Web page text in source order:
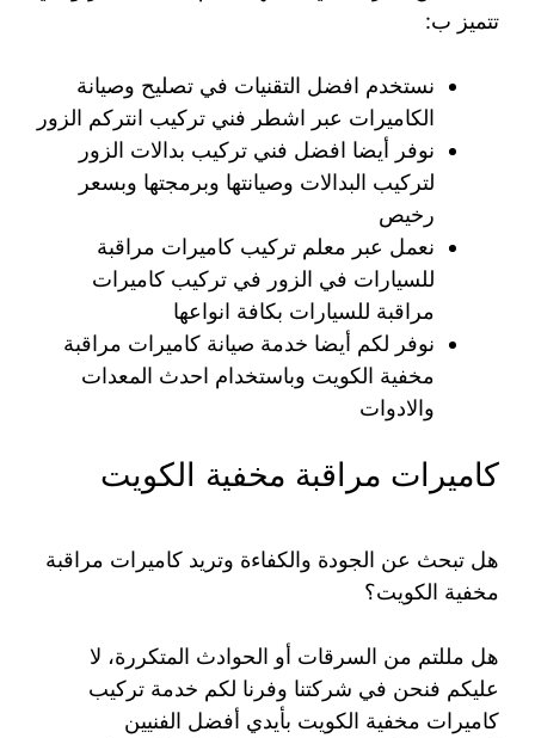
تتميز ب:
نستخدم افضل التقنيات في تصليح وصيانة
الكاميرات عبر اشطر فني تركيب انتركم الزور
نوفر أيضا افضل فني تركيب بدالات الزور
لتركيب البدالات وصيانتها وبرمجتها وبسعر
رخيص
نعمل عبر معلم تركيب كاميرات مراقبة
للسيارات في الزور في تركيب كاميرات
مراقبة للسيارات بكافة انواعها
نوفر لكم أيضا خدمة صيانة كاميرات مراقبة
مخفية الكويت وباستخدام احدث المعدات
والادوات
كاميرات مراقبة مخفية الكويت
هل تبحث عن الجودة والكفاءة وتريد كاميرات مراقبة
مخفية الكويت؟
هل مللتم من السرقات أو الحوادث المتكررة، لا
عليكم فنحن في شركتنا وفرنا لكم خدمة تركيب
كاميرات مخفية الكويت بأيدي أفضل الفنيين